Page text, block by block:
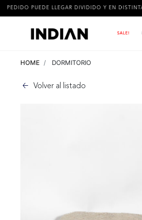
LLEGAR DIVIDIDO Y EN DISTINTAS FECHAS!
SALE!
HOME DORMITORIO
Volver al listado